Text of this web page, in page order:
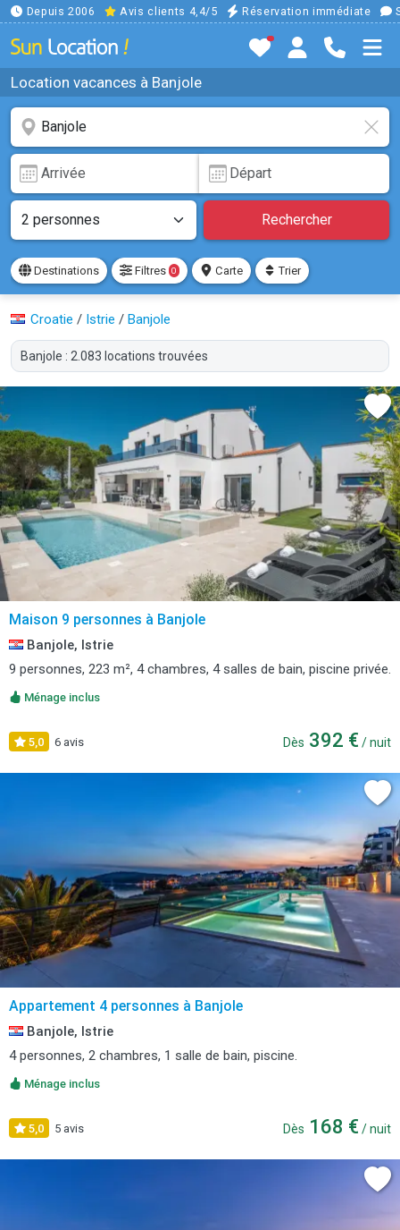
Depuis 2006 Avis clients 4,4/5 Réservation immédiate
Location vacances à Banjole
Rechercher
Destinations Filtres 0 Carte Trier
Croatie / Istrie / Banjole
Banjole : 2.083 locations trouvées
Maison 9 personnes à Banjole
Banjole, Istrie
9 personnes, 223 m², 4 chambres, 4 salles de bain, piscine privée.
Ménage inclus
5,0 6 avis Dès 392 € / nuit
Appartement 4 personnes à Banjole
Banjole, Istrie
4 personnes, 2 chambres, 1 salle de bain, piscine.
Ménage inclus
5,0 5 avis Dès 168 € / nuit